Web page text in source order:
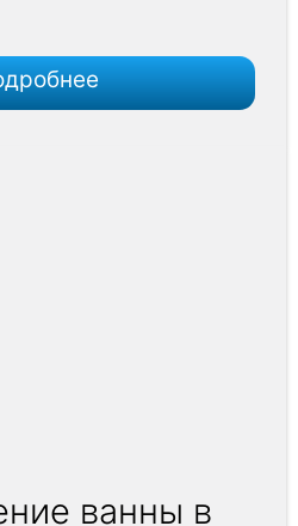
ванны в